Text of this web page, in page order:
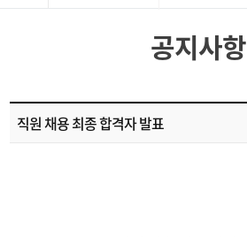
공지사항
직원 채용 최종 합격자 발표